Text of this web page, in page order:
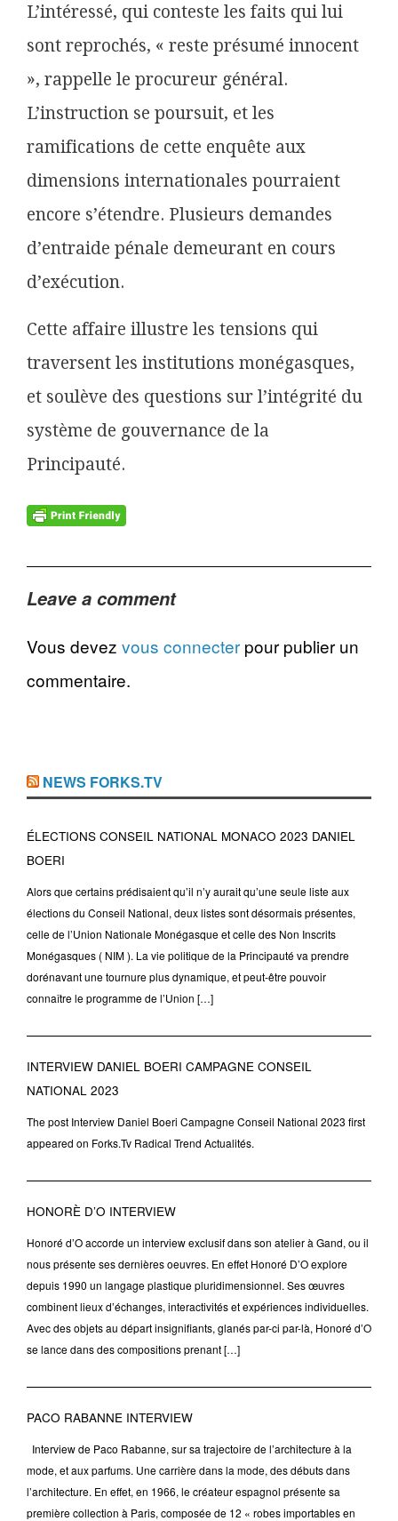
L’intéressé, qui conteste les faits qui lui
sont reprochés, « reste présumé innocent
», rappelle le procureur général.
L’instruction se poursuit, et les
ramifications de cette enquête aux
dimensions internationales pourraient
encore s’étendre. Plusieurs demandes
d’entraide pénale demeurant en cours
d’exécution.
Cette affaire illustre les tensions qui
traversent les institutions monégasques,
et soulève des questions sur l’intégrité du
système de gouvernance de la
Principauté.
Leave a comment
Vous devez vous connecter pour publier un
commentaire.
NEWS FORKS.TV
ÉLECTIONS CONSEIL NATIONAL MONACO 2023 DANIEL
BOERI
Alors que certains prédisaient qu’il n’y aurait qu’une seule liste aux
élections du Conseil National, deux listes sont désormais présentes,
celle de l’Union Nationale Monégasque et celle des Non Inscrits
Monégasques ( NIM ). La vie politique de la Principauté va prendre
dorénavant une tournure plus dynamique, et peut-être pouvoir
connaître le programme de l’Union […]
INTERVIEW DANIEL BOERI CAMPAGNE CONSEIL
NATIONAL 2023
The post Interview Daniel Boeri Campagne Conseil National 2023 first
appeared on Forks.Tv Radical Trend Actualités.
HONORÈ D’O INTERVIEW
Honoré d’O accorde un interview exclusif dans son atelier à Gand, ou il
nous présente ses dernières oeuvres. En effet Honoré D’O explore
depuis 1990 un langage plastique pluridimensionnel. Ses œuvres
combinent lieux d’échanges, interactivités et expériences individuelles.
Avec des objets au départ insignifiants, glanés par-ci par-là, Honoré d’O
se lance dans des compositions prenant […]
PACO RABANNE INTERVIEW
Interview de Paco Rabanne, sur sa trajectoire de l’architecture à la
mode, et aux parfums. Une carrière dans la mode, des débuts dans
l’architecture. En effet, en 1966, le créateur espagnol présente sa
première collection à Paris, composée de 12 « robes importables en